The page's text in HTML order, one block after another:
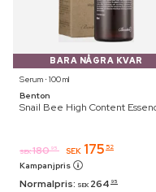
BARA NÅGRA KVAR
Serum ⋅ 100 ml
Benton
Snail Bee High Content
SEK 180 95 SEK 175 52
Kampanjpris
Normalpris: SEK 264 95